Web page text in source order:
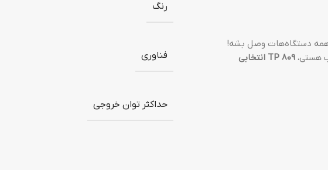
هستی،
TP 809 انتخابی
رنگ
فناوری
حداکثر توان خروجی